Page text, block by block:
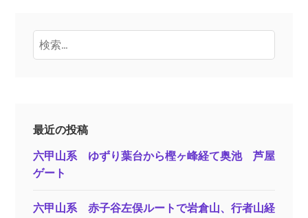
検
索:
最近の投稿
六甲山系 ゆずり葉台から樫ヶ峰経て奥池 芦屋
ゲート
六甲山系 赤子谷左俣ルートで岩倉山、行者山経